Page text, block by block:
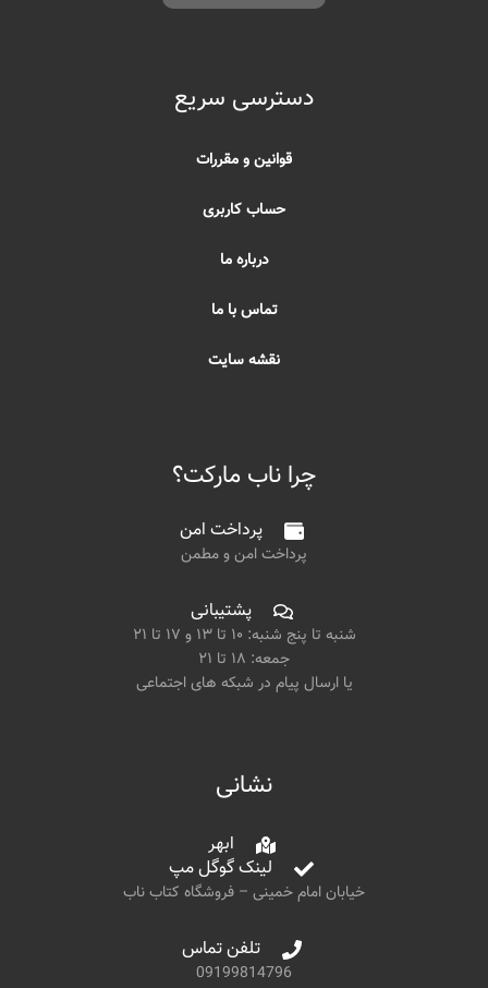
دسترسی سریع
قوانین و مقررات
حساب کاربری
درباره ما
تماس با ما
نقشه سایت
چرا ناب مارکت؟
پرداخت امن
پرداخت امن و مطمن
پشتیبانی
شنبه تا پنج شنبه: ۱۰ تا ۱۳ و ۱۷ تا ۲۱
جمعه: ۱۸ تا ۲۱
یا ارسال پیام در شبکه های اجتماعی
نشانی
ابهر
لینک گوگل مپ
خیابان امام خمینی – فروشگاه کتاب ناب
تلفن تماس
09199814796